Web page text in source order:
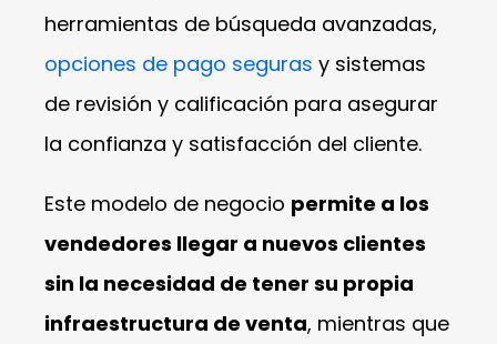
herramientas de búsqueda avanzadas,
opciones de pago seguras y sistemas
de revisión y calificación para asegurar
la confianza y satisfacción del cliente.
Este modelo de negocio permite a los
vendedores llegar a nuevos clientes
sin la necesidad de tener su propia
infraestructura de venta, mientras que